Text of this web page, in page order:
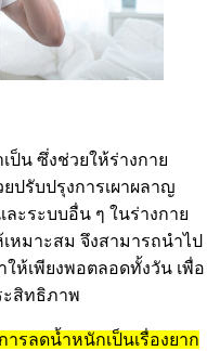
ป็น ซึ่งช่วยให้ร่างกาย
ปรับปรุงการเผาผลาญ
ะระบบอื่น ๆ ในร่างกาย
หมาะสม จึงสามารถนำไป
ห้เพียงพอตลอดทั้งวัน เพื่อ
ะสิทธิภาพ
ารลดน้ำหนักเป็นเรื่องยาก